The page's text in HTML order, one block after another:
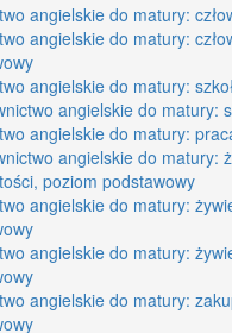
angielskie do matury:
angielskie do matury:
angielskie do matury:
angielskie do matury:
angielskie do matury:
angielskie do matury:
poziom podstawowy
angielskie do matury:
angielskie do matury:
angielskie do matury: